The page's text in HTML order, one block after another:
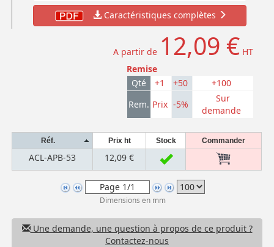
Caractéristiques complètes
A partir de 12,09 € HT
Remise
Qté
+1 +50
+100
Rem. Prix -5%
Sur
demande
Réf. Prix ht Stock Commander
ACL-APB-53 12,09 €
Dimensions en mm
Une demande, une question à propos de ce produit ?
Contactez-nous